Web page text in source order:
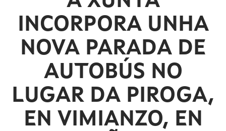
INCORPORA UNHA
NOVA PARADA DE
AUTOBÚS NO
LUGAR DA PIROGA,
EN VIMIANZO, EN